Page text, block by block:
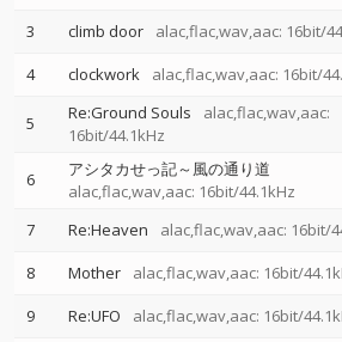
3
climb door alac,flac,wav,aac: 16bit/
4
clockwork alac,flac,wav,aac: 16bit/
5 Re:Ground Souls
alac,flac,wav,aac:
16bit/44.1kHz
6
アシタカせっ記～風の通り道
alac,flac,wav,aac: 16bit/44.1kHz
7 Re:Heaven alac,flac,wav,aac: 16bit/
8
Mother alac,flac,wav,aac: 16bit/
9
Re:UFO alac,flac,wav,aac: 16bit/